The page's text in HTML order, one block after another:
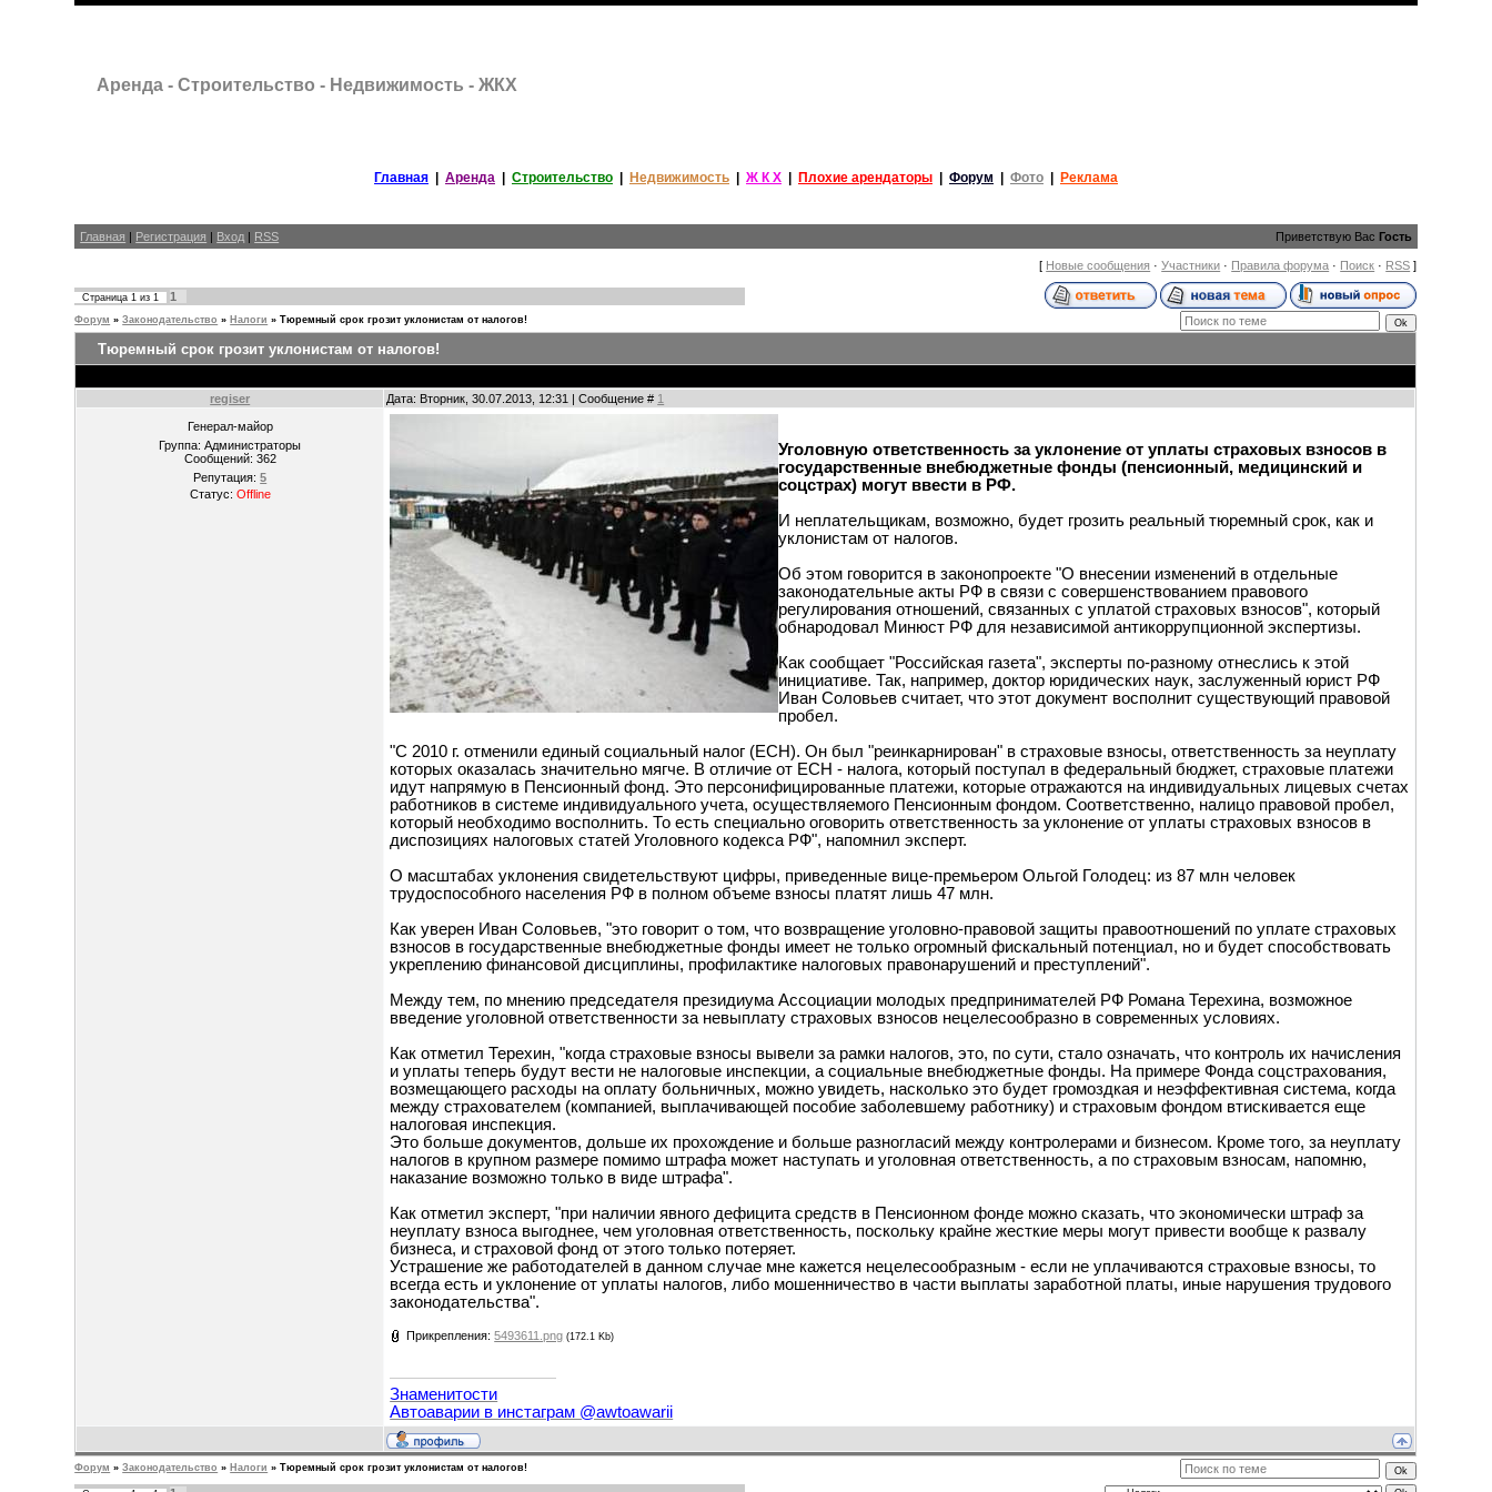
Аренда - Строительство - Недвижимость - ЖКХ
Главная Аренда Строительство Недвижимость Ж К Х Плохие арендаторы Форум Фото Реклама
Главная Регистрация Вход RSS Приветствую Вас Гость
[ Новые сообщения ·Участники · Правила форума · Поиск · RSS ]
Страница1 из1 1
Форум » Законодательство » Налоги » Тюремный срок грозит уклонистам от налогов!
Тюремный срок грозит уклонистам от налогов!
regiser Дата: Вторник, 30.07.2013, 12:31 | Сообщение # 1
Генерал-майор
Группа: Администраторы
Сообщений: 362
Репутация:5
Статус: Offline
Уголовную ответственность за уклонение от уплаты страховых взносов в
государственные внебюджетные фонды (пенсионный, медицинский и
соцстрах) могут ввести в РФ.
И неплательщикам, возможно, будет грозить реальный тюремный срок, как и
уклонистам от налогов.
Об этом говорится в законопроекте "О внесении изменений в отдельные
законодательные акты РФ в связи с совершенствованием правового
регулирования отношений, связанных с уплатой страховых взносов", который
обнародовал Минюст РФ для независимой антикоррупционной экспертизы.
Как сообщает "Российская газета", эксперты по-разному отнеслись к этой
инициативе. Так, например, доктор юридических наук, заслуженный юрист РФ
Иван Соловьев считает, что этот документ восполнит существующий правовой
пробел.
"С 2010 г. отменили единый социальный налог (ЕСН). Он был "реинкарнирован" в страховые взносы, ответственность за неуплату
которых оказалась значительно мягче. В отличие от ЕСН - налога, который поступал в федеральный бюджет, страховые платежи
идут напрямую в Пенсионный фонд. Это персонифицированные платежи, которые отражаются на индивидуальных лицевых счетах
работников в системе индивидуального учета, осуществляемого Пенсионным фондом. Соответственно, налицо правовой пробел,
который необходимо восполнить. То есть специально оговорить ответственность за уклонение от уплаты страховых взносов в
диспозициях налоговых статей Уголовного кодекса РФ", напомнил эксперт.
О масштабах уклонения свидетельствуют цифры, приведенные вице-премьером Ольгой Голодец: из 87 млн человек
трудоспособного населения РФ в полном объеме взносы платят лишь 47 млн.
Как уверен Иван Соловьев, "это говорит о том, что возвращение уголовно-правовой защиты правоотношений по уплате страховых
взносов в государственные внебюджетные фонды имеет не только огромный фискальный потенциал, но и будет способствовать
укреплению финансовой дисциплины, профилактике налоговых правонарушений и преступлений".
Между тем, по мнению председателя президиума Ассоциации молодых предпринимателей РФ Романа Терехина, возможное
введение уголовной ответственности за невыплату страховых взносов нецелесообразно в современных условиях.
Как отметил Терехин, "когда страховые взносы вывели за рамки налогов, это, по сути, стало означать, что контроль их начисления
и уплаты теперь будут вести не налоговые инспекции, а социальные внебюджетные фонды. На примере Фонда соцстрахования,
возмещающего расходы на оплату больничных, можно увидеть, насколько это будет громоздкая и неэффективная система, когда
между страхователем (компанией, выплачивающей пособие заболевшему работнику) и страховым фондом втискивается еще
налоговая инспекция.
Это больше документов, дольше их прохождение и больше разногласий между контролерами и бизнесом. Кроме того, за неуплату
налогов в крупном размере помимо штрафа может наступать и уголовная ответственность, а по страховым взносам, напомню,
наказание возможно только в виде штрафа".
Как отметил эксперт, "при наличии явного дефицита средств в Пенсионном фонде можно сказать, что экономически штраф за
неуплату взноса выгоднее, чем уголовная ответственность, поскольку крайне жесткие меры могут привести вообще к развалу
бизнеса, и страховой фонд от этого только потеряет.
Устрашение же работодателей в данном случае мне кажется нецелесообразным - если не уплачиваются страховые взносы, то
всегда есть и уклонение от уплаты налогов, либо мошенничество в части выплаты заработной платы, иные нарушения трудового
законодательства".
Прикрепления:5493611.png (172.1 Kb)
Знаменитости
Автоаварии в инстаграм @awtoawarii
Форум » Законодательство » Налоги » Тюремный срок грозит уклонистам от налогов!